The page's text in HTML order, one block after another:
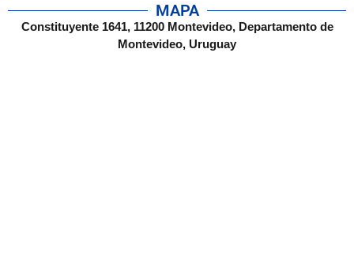
MAPA
Constituyente 1641, 11200 Montevideo, Departamento de
Montevideo, Uruguay